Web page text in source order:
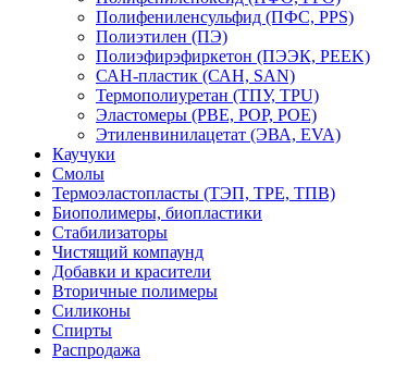
Полифениленсульфид (ПФС, PPS)
Полиэтилен (ПЭ)
Полиэфирэфиркетон (ПЭЭК, PEEK)
САН-пластик (САН, SAN)
Термополиуретан (ТПУ, TPU)
Эластомеры (PBE, POP, POE)
Этиленвинилацетат (ЭВА, EVA)
Каучуки
Смолы
Термоэластопласты (ТЭП, TPE, ТПВ)
Биополимеры, биопластики
Стабилизаторы
Чистящий компаунд
Добавки и красители
Вторичные полимеры
Силиконы
Спирты
Распродажа